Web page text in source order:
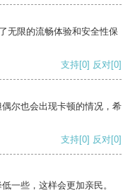
无限的流畅体验和安全性保
支持[0] 反对[0]
尔也会出现卡顿的情况，希
支持[0] 反对[0]
一些，这样会更加亲民。